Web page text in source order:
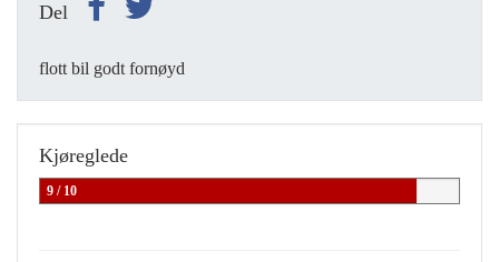
Del
flott bil godt fornøyd
Kjøreglede
9 / 10